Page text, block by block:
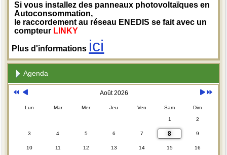
Si vous installez des panneaux photovoltaïques en
Autoconsommation,
le raccordement au réseau ENEDIS se fait avec un
compteur LINKY
Plus d'informations ici
Agenda
Août 2026
Lun Mar Mer Jeu Ven Sam Dim
1 2
3 4 5 6 7 8 9
10 11 12 13 14 15 16